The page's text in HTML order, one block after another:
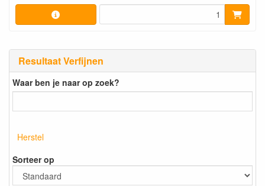
Resultaat Verfijnen
Waar ben je naar op zoek?
Herstel
Sorteer op